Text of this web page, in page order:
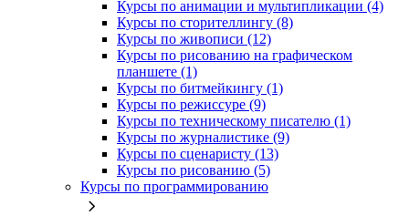
Курсы по анимации и мультипликации (4)
Курсы по сторителлингу (8)
Курсы по живописи (12)
Курсы по рисованию на графическом
планшете (1)
Курсы по битмейкингу (1)
Курсы по режиссуре (9)
Курсы по техническому писателю (1)
Курсы по журналистике (9)
Курсы по сценаристу (13)
Курсы по рисованию (5)
Курсы по программированию